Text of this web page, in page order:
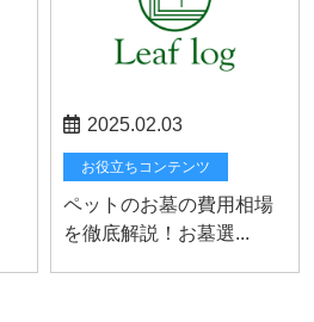
2025.02.03
お役立ちコンテンツ
ペットのお墓の費用相場
を徹底解説！お墓選...